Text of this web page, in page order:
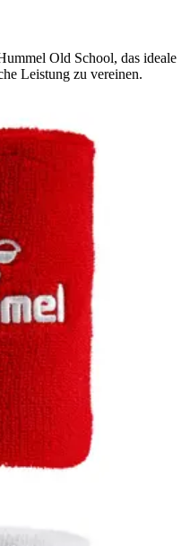
Old School, das ideale
Leistung zu vereinen.